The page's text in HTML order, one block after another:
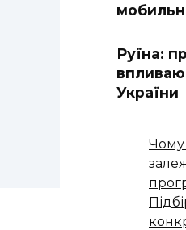
Руїна:
України
Чому